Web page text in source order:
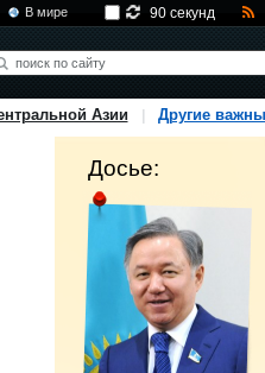
В мире 90 секунд
Азии Другие
Досье: